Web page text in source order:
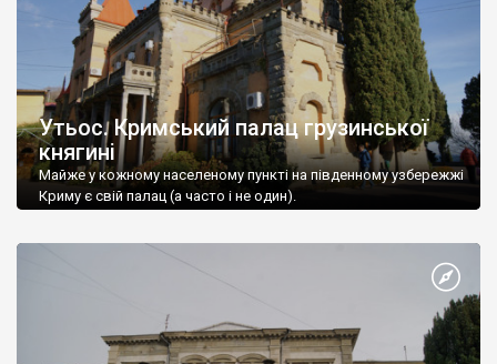
Утьос. Кримський палац грузинської
княгині
Майже у кожному населеному пункті на південному узбережжі
Криму є свій палац (а часто і не один).